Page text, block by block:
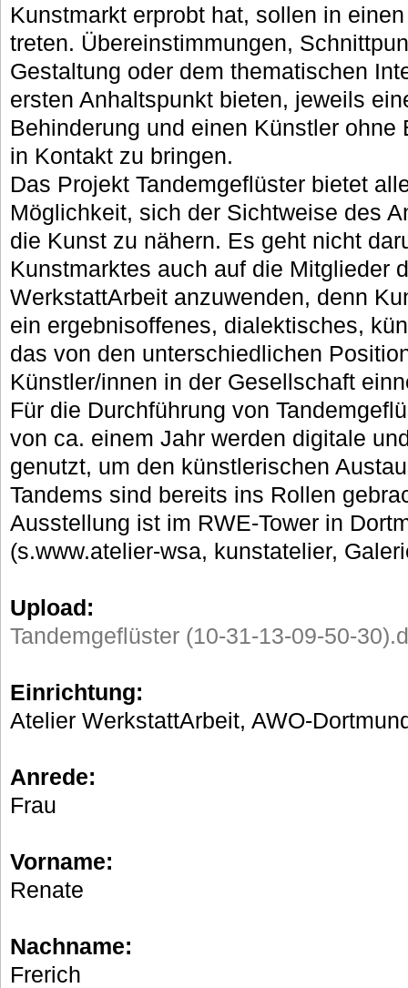
Kunstmarkt erprobt hat, sollen in
treten. Übereinstimmungen,
Gestaltung oder dem thematischen
ersten Anhaltspunkt bieten, jeweils
Behinderung und einen Künstler ohne
in Kontakt zu bringen.
Das Projekt Tandemgeflüster bietet
Möglichkeit, sich der Sichtweise des
die Kunst zu nähern. Es geht nicht
Kunstmarktes auch auf die Mitglieder
WerkstattArbeit anzuwenden, denn
ein ergebnisoffenes, dialektisches,
das von den unterschiedlichen
Künstler/innen in der Gesellschaft
Für die Durchführung von
von ca. einem Jahr werden digitale
genutzt, um den künstlerischen
Tandems sind bereits ins Rollen
Ausstellung ist im RWE-Tower in
(s.www.atelier-wsa, kunstatelier,
Upload:
Tandemgeflüster (10-31-13-09-50-
Einrichtung:
Atelier WerkstattArbeit, AWO-
Anrede:
Frau
Vorname:
Renate
Nachname:
Frerich